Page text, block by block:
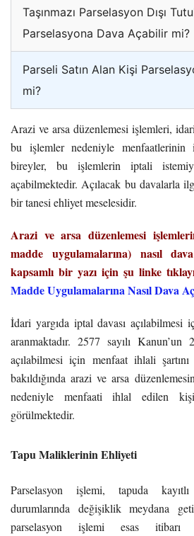
Taşınmazı Parselasyon Dışı
Parselasyona Dava Açabilir mi?
Parseli Satın Alan Kişi
mi?
Arazi ve arsa düzenlemesi işlemleri,
bu işlemler nedeniyle
bireyler, bu işlemlerin iptali
açabilmektedir. Açılacak bu davalarla
bir tanesi ehliyet meselesidir.
Arazi ve arsa düzenlemesi
madde uygulamalarına) nasıl
kapsamlı bir yazı için şu linke
Madde Uygulamalarına Nasıl Dava
İdari yargıda iptal davası
aranmaktadır. 2577 sayılı Kanun’un
açılabilmesi için menfaat ihlali şartını
bakıldığında arazi ve arsa
nedeniyle menfaati ihlal edilen
görülmektedir.
Tapu Maliklerinin Ehliyeti
Parselasyon işlemi, tapuda
durumlarında değişiklik meydana
parselasyon işlemi esas